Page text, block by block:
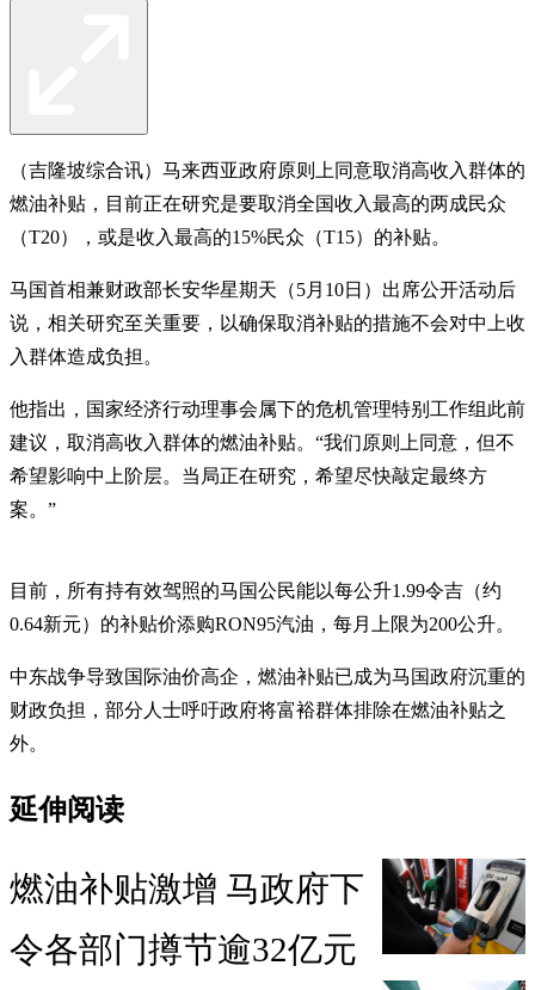
（吉隆坡综合讯）马来西亚政府原则上同意取消高收入群体的
燃油补贴，目前正在研究是要取消全国收入最高的两成民众
（T20），或是收入最高的15%民众（T15）的补贴。
马国首相兼财政部长安华星期天（5月10日）出席公开活动后
说，相关研究至关重要，以确保取消补贴的措施不会对中上收
入群体造成负担。
他指出，国家经济行动理事会属下的危机管理特别工作组此前
建议，取消高收入群体的燃油补贴。“我们原则上同意，但不
希望影响中上阶层。当局正在研究，希望尽快敲定最终方
案。”
目前，所有持有效驾照的马国公民能以每公升1.99令吉（约
0.64新元）的补贴价添购RON95汽油，每月上限为200公升。
中东战争导致国际油价高企，燃油补贴已成为马国政府沉重的
财政负担，部分人士呼吁政府将富裕群体排除在燃油补贴之
外。
延伸阅读
燃油补贴激增 马政府下
令各部门撙节逾32亿元